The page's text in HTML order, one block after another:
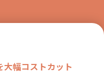
幅コストカット